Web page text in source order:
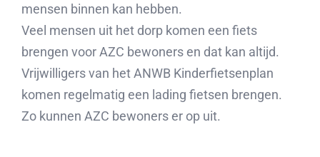
mensen binnen kan hebben.
Veel mensen uit het dorp komen een fiets
brengen voor AZC bewoners en dat kan altijd.
Vrijwilligers van het ANWB Kinderfietsenplan
komen regelmatig een lading fietsen brengen.
Zo kunnen AZC bewoners er op uit.